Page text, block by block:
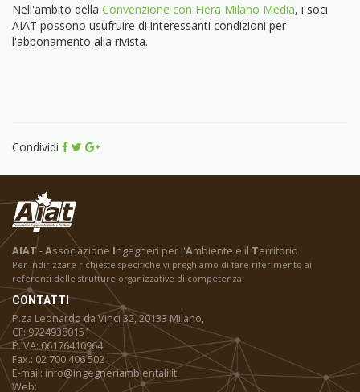
Nell'ambito della Convenzione con Fiera Milano Media, i soci
AIAT possono usufruire di interessanti condizioni per
l'abbonamento alla rivista.
Condividi
AIAT-Associazione Ingegneri per l'Ambiente e il Territorio
Per indirizzare richieste specifiche vi preghiamo di fare riferimento ai
referenti delle strutture organizzative di competenza.
CONTATTI
P.za Leonardo da Vinci 32, 20133 Milano,
CF: 97249380151
P.IVA: 06176410964
Fax.: 02 700 406 502
E-mail: info@ingegneriambientali.it
Web: